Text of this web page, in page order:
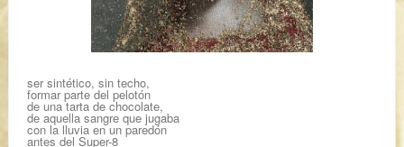
ser sintético, sin techo,
formar parte del pelotón
de una tarta de chocolate,
de aquella sangre que jugaba
con la lluvia en un paredón
antes del Super-8